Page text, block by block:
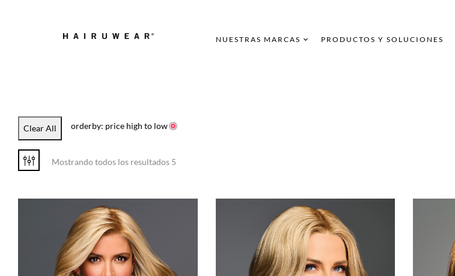
NUESTRAS MARCAS PRODUCTOS Y SOLUCIONES
Clear All orderby: price high to low
Mostrando todos los resultados 5